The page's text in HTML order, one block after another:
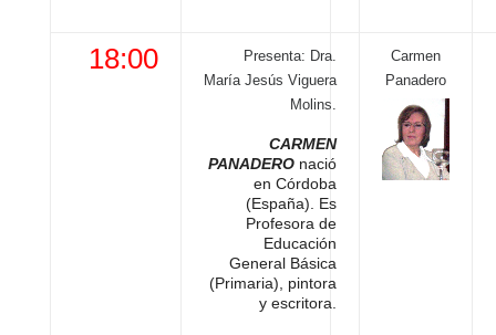
18:00
Presenta: Dra.
María Jesús Viguera
Molins.
CARMEN
PANADERO nació
en Córdoba
(España). Es
Profesora de
Educación
General Básica
(Primaria), pintora
y escritora.
Carmen
Panadero